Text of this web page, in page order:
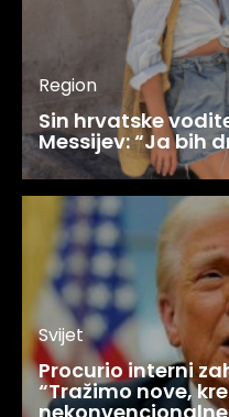
Region
Sin hrvatske
Messijev: “Ja bih
Svijet
Procurio interni
“Tražimo nove,